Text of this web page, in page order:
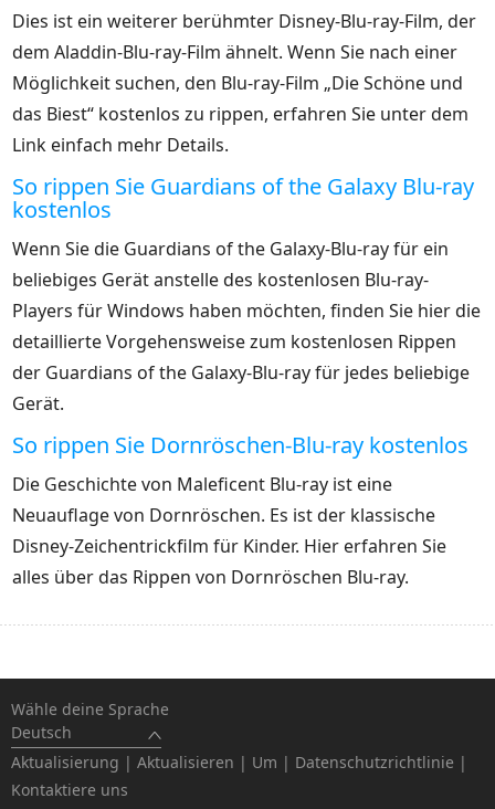
Dies ist ein weiterer berühmter Disney-Blu-ray-Film, der
dem Aladdin-Blu-ray-Film ähnelt. Wenn Sie nach einer
Möglichkeit suchen, den Blu-ray-Film „Die Schöne und
das Biest“ kostenlos zu rippen, erfahren Sie unter dem
Link einfach mehr Details.
So rippen Sie Guardians of the Galaxy Blu-ray
kostenlos
Wenn Sie die Guardians of the Galaxy-Blu-ray für ein
beliebiges Gerät anstelle des kostenlosen Blu-ray-
Players für Windows haben möchten, finden Sie hier die
detaillierte Vorgehensweise zum kostenlosen Rippen
der Guardians of the Galaxy-Blu-ray für jedes beliebige
Gerät.
So rippen Sie Dornröschen-Blu-ray kostenlos
Die Geschichte von Maleficent Blu-ray ist eine
Neuauflage von Dornröschen. Es ist der klassische
Disney-Zeichentrickfilm für Kinder. Hier erfahren Sie
alles über das Rippen von Dornröschen Blu-ray.
Aktualisierung | Aktualisieren | Um | Datenschutzrichtlinie |
Kontaktiere uns
Wähle deine Sprache
Deutsch